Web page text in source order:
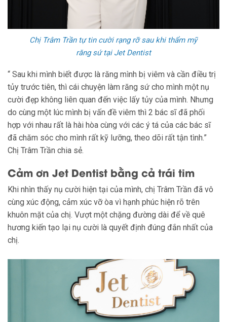
Chị Trâm Trần tự tin cười rạng rỡ sau khi thẩm mỹ
răng sứ tại Jet Dentist
“ Sau khi mình biết được là răng mình bị viêm và cần điều trị
tủy trước tiên, thì cái chuyện làm răng sứ cho mình một nụ
cười đẹp không liên quan đến việc lấy tủy của mình. Nhưng
do cùng một lúc mình bị vấn đề viêm thì 2 bác sĩ đã phối
hợp với nhau rất là hài hòa cùng với các ý tá của các bác sĩ
đã chăm sóc cho mình rất kỹ lưỡng, theo dõi rất tận tình.”
Chị Trâm Trần chia sẻ.
Cảm ơn Jet Dentist bằng cả trái tim
Khi nhìn thấy nụ cười hiện tại của mình, chị Trâm Trần đã vô
cùng xúc động, cảm xúc vỡ òa vì hạnh phúc hiện rõ trên
khuôn mặt của chị. Vượt một chặng đường dài để về quê
hương kiến tạo lại nụ cười là quyết định đúng đắn nhất của
chị.